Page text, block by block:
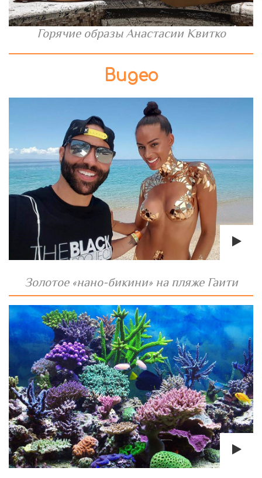
Горячие образы Анастасии Квитко
Видео
Золотое «нано-бикини» на пляже Гаити